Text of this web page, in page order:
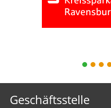
1 2 3
Geschäftsstelle